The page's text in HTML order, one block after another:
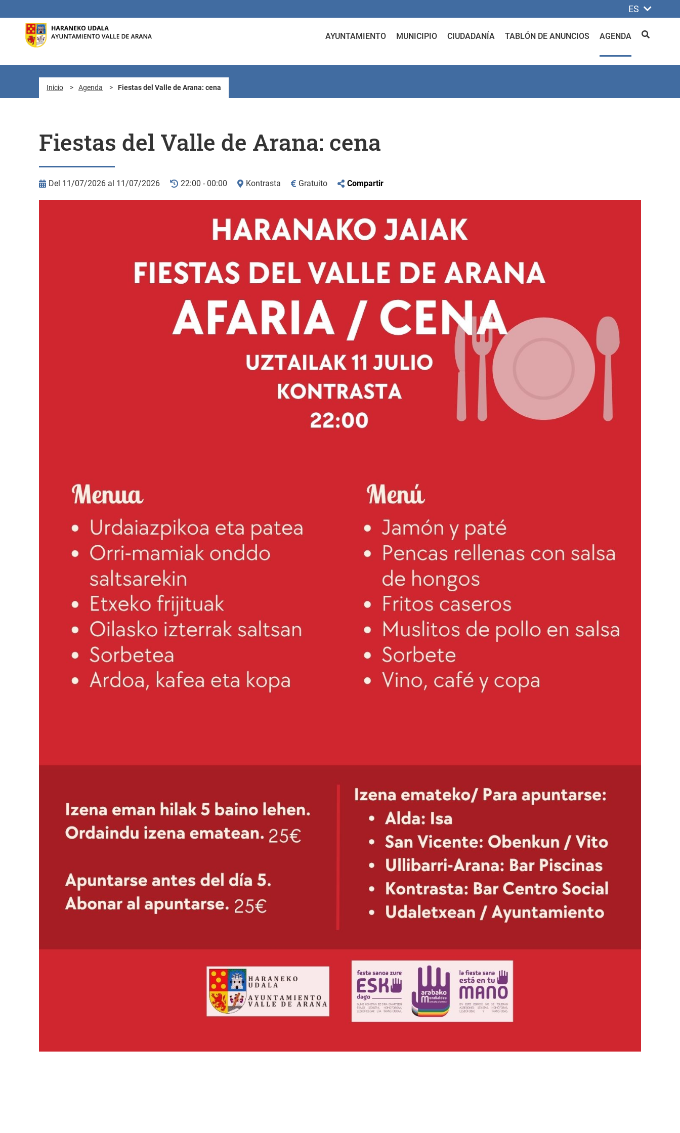
ES
AYUNTAMIENTO MUNICIPIO CIUDADANÍA TABLÓN DE ANUNCIOS AGENDA BUSCAR
Inicio > Agenda > Fiestas del Valle de Arana: cena
Fiestas del Valle de Arana: cena
Del 11/07/2026 al 11/07/2026 22:00 - 00:00 Kontrasta Gratuito Compartir